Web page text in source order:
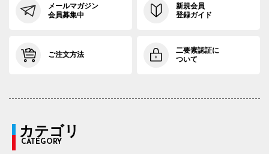
メールマガジン
会員募集中
新規会員
登録ガイド
ご注文方法
二要素認証に
ついて
カテゴリ
CATEGORY